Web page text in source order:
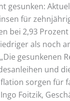
gesunken:
für
bei 2,93 Prozent
als noch
gesunkenen
und
sorgen für
Foitzik,